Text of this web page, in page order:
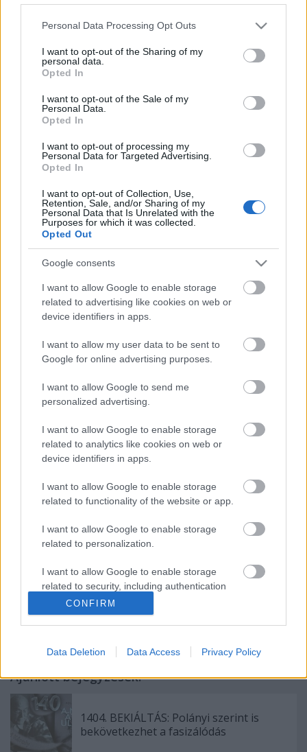
Please note that this website/app uses one or more Google
not limited to your visit or usage behaviour. You may click to
grant or deny consent to Google and its third-party tags to
use your data for below specified purposes in below Google
consent section.
Personal Data Processing Opt Outs
I want to opt-out of the Sharing of my
personal data.
Opted In
I want to opt-out of the Sale of my
Personal Data.
Opted In
I want to opt-out of processing my
Personal Data for Targeted Advertising.
Opted In
I want to opt-out of Collection, Use,
Retention, Sale, and/or Sharing of my
Personal Data that Is Unrelated with the
Purposes for which it was collected.
Opted Out
Google consents
I want to allow Google to enable storage
related to advertising like cookies on web or
device identifiers in apps.
I want to allow my user data to be sent to
Google for online advertising purposes.
I want to allow Google to send me
personalized advertising.
I want to allow Google to enable storage
related to analytics like cookies on web or
device identifiers in apps.
I want to allow Google to enable storage
related to functionality of the website or app.
I want to allow Google to enable storage
related to personalization.
I want to allow Google to enable storage
related to security, including authentication
functionality and fraud prevention, and other
user protection.
CONFIRM
Data Deletion Data Access Privacy Policy
(4) Megfontolásra ajánlom, hogyKarl Marx
és
termelőeszközök birtokában gyakorló uralkodó
osztály gondolatai az uralkodó gondolatok minden
a meghatározó médiumokban is, amelyek tartalma
az uralkodó osztály értékrendjét, szellemiségét,
tömegek felé a kisebbség gazdasági hatalmának
megszerzése, megtartása érdekében. A médiumok
küzdelmek mögött az uralkodó osztályon belüli
csoportok küzdelme húzódik meg. Megengedem, az
esetleg kis mértékben eltérő értékrendeket tükröző
hírek átmeneti kiegyensúlyozásával. Aki a
úgy tetszik: hazudik. #
Utólag jutott eszembe: az 1989–1990 óta
hajnalán megéltem már hasonlókat. Akkoriban
a nem akármilyen karrierjüket a Kádár-
fordulattal a liberálisokhoz, illetve a
népnemzetiekhez csapódott, egymásra is
acsarkodó korábbi kollégáim önjelölt számon
kérőként firtatták: méltó lehetek-e arra, hogy
az új világ kibontakozását az ő médiumaikban
segítsem. Nem kérhettem belőle…
Címkék:média médiaháború Marx Engels objektív
tájékoztatás TISZA-párt
Ajánlott bejegyzések:
1404. BEKIÁLTÁS: Polányi szerint is
bekövetkezhet a fasizálódás